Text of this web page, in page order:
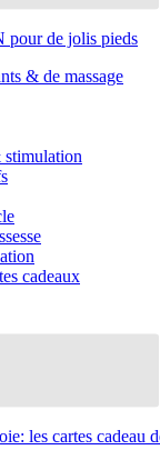
de jolis pieds
& de massage
stimulation
cadeaux
les cartes cadeau